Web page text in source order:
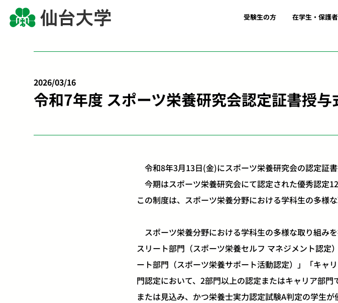
受験生の方 在学生・保護
2026/03/16
令和7年度 スポーツ栄養研究会認定証書授与
令和8年3月13日(金)にスポーツ栄養研究会の認定証書
今期はスポーツ栄養研究会にて認定された優秀認定
この制度は、スポーツ栄養分野における学科生の多様
スポーツ栄養分野における学科生の多様な取り組み
スリート部門（スポーツ栄養セルフ マネジメント認
ート部門（スポーツ栄養サポート活動認定）」「キャ
門認定において、2部門以上の認定またはキャリア部
または見込み、かつ栄養士実力認定試験A判定の学生